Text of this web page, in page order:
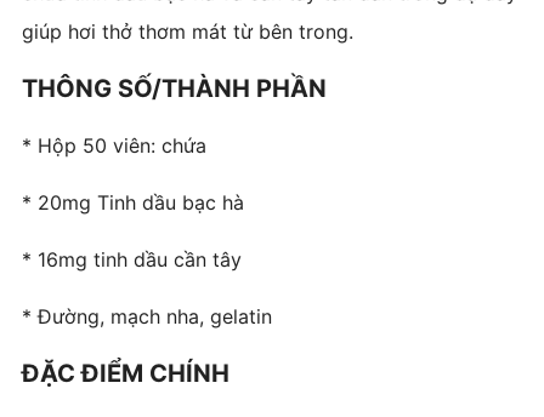
giúp hơi thở thơm mát từ bên trong.
THÔNG SỐ/THÀNH PHẦN
* Hộp 50 viên: chứa
* 20mg Tinh dầu bạc hà
* 16mg tinh dầu cần tây
* Đường, mạch nha, gelatin
ĐẶC ĐIỂM CHÍNH